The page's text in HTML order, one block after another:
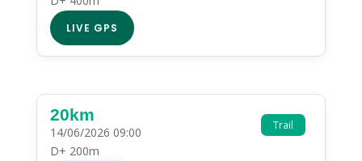
LIVE GPS
Trail
20km
14/06/2026 09:00
D+ 200m